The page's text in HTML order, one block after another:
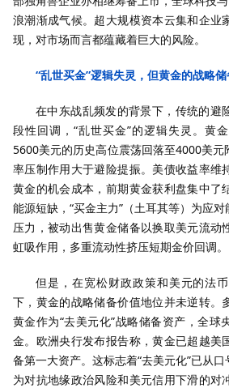
浪潮渐成气候。超大规模资本云集和企业
现，对市场而言都蕴藏着巨大的风险。
“乱世买金”逻辑失灵，但黄金的战略
在中东战乱频发的背景下，传统的避
段性回调，“乱世买金”的逻辑失灵。黄
5600美元的历史高位震荡回落至4000美元
率压制作用大于避险提振。美债收益率维
黄金的机会成本，前期黄金获利盘集中了
能源短缺，“买金主力”（土耳其等）为应
压力，被动出售黄金储备以换取美元流动
虹吸作用，多重流动性挤压短期金价回调。
但是，在宽松财政政策和美元的法
下，黄金的战略储备价值地位并未逆转。
黄金作为“去美元化”战略储备资产，全球
金。欧洲央行发布报告称，黄金已超越美
备第一大资产。这标志着“去美元化”已从
为对抗地缘政治风险和美元信用下滑的对